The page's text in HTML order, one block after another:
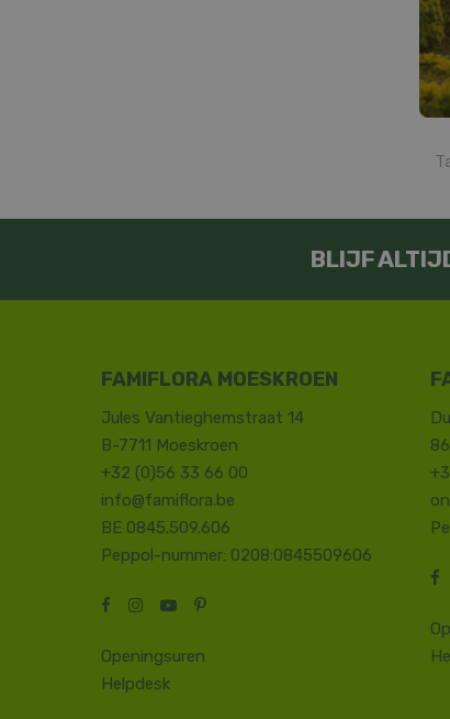
BLIJF
FAMIFLORA MOESKROEN
Jules Vantieghemstraat 14
B-7711 Moeskroen
+32 (0)56 33 66 00
info@famiflora.be
BE 0845.509.606
Peppol-nummer: 0208:0845509606
Openingsuren
Helpdesk